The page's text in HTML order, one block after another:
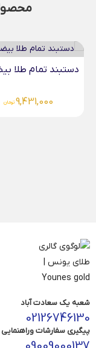
دستبند تمام طلا
9,431,000 تومان
شعبه یک سعادت آباد
02126746130
پیگیری سفارشات وراهنمایی